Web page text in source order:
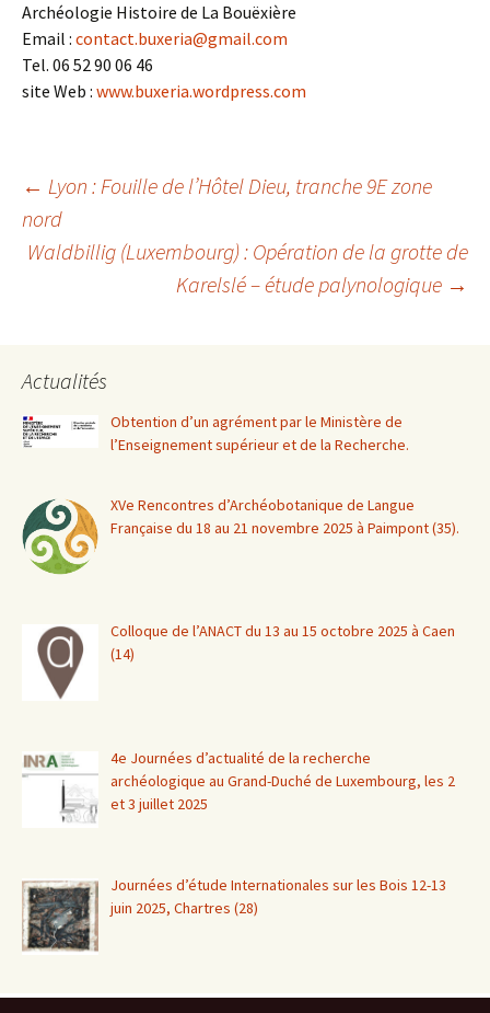
Archéologie Histoire de La Bouëxière
Email : contact.buxeria@gmail.com
Tel. 06 52 90 06 46
site Web : www.buxeria.wordpress.com
Navigation
des
← Lyon : Fouille de l’Hôtel Dieu, tranche 9E zone
nord
Waldbillig (Luxembourg) : Opération de la grotte de
Karelslé – étude palynologique →
Actualités
Obtention d’un agrément par le Ministère de
l’Enseignement supérieur et de la Recherche.
XVe Rencontres d’Archéobotanique de Langue
Française du 18 au 21 novembre 2025 à Paimpont (35).
Colloque de l’ANACT du 13 au 15 octobre 2025 à Caen
(14)
4e Journées d’actualité de la recherche
archéologique au Grand-Duché de Luxembourg, les 2
et 3 juillet 2025
Journées d’étude Internationales sur les Bois 12-13
juin 2025, Chartres (28)